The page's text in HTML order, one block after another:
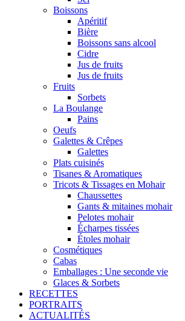
Boissons
Apéritif
Bière
Boissons sans alcool
Cidre
Jus de fruits
Jus de fruits
Fruits
Sorbets
La Boulange
Pains
Oeufs
Galettes & Crêpes
Galettes
Plats cuisinés
Tisanes & Aromatiques
Tricots & Tissages en Mohair
Chaussettes
Gants & mitaines mohair
Pelotes mohair
Écharpes tissées
Étoles mohair
Cosmétiques
Cabas
Emballages : Une seconde vie
Glaces & Sorbets
RECETTES
PORTRAITS
ACTUALITÉS